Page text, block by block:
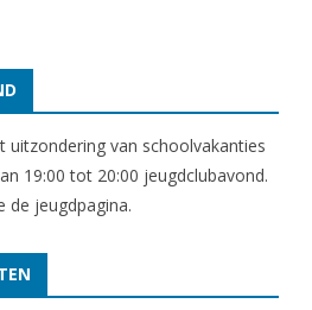
uitzondering van schoolvakanties
19:00 tot 20:00 jeugdclubavond.
de jeugdpagina.